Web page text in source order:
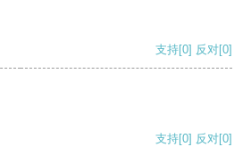
支持[0] 反对[0]
支持[0] 反对[0]